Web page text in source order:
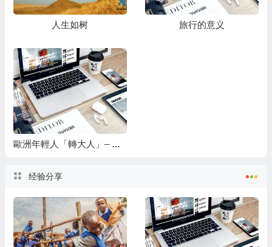
人生如树 旅行的意义
歐洲年輕人「轉大人」– 壯遊 (Grand Tour)
经验分享